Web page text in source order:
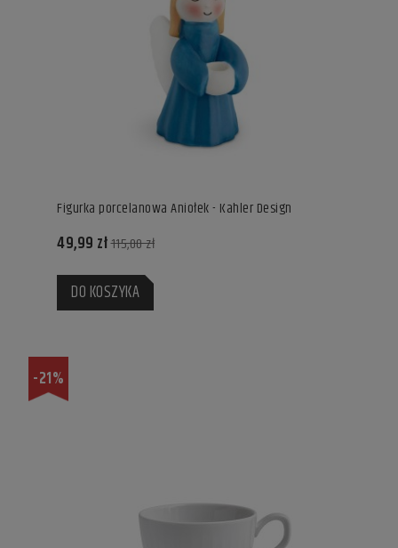
Figurka porcelanowa Aniołek - Kahler Design
49,99 zł115,00 zł
DO KOSZYKA
-21%